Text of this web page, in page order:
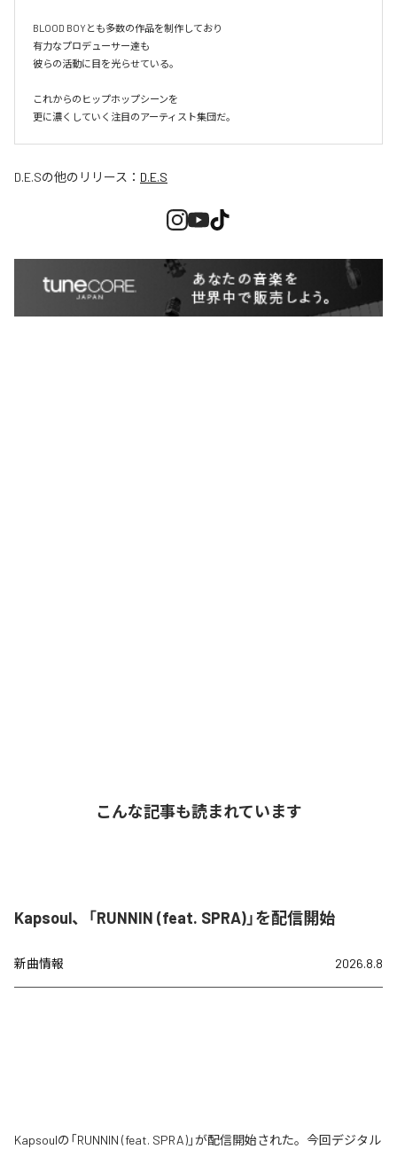
BLOOD BOYとも多数の作品を制作しており
有力なプロデューサー達も
彼らの活動に目を光らせている。
これからのヒップホップシーンを
更に濃くしていく注目のアーティスト集団だ。
D.E.Sの他のリリース： D.E.S
こんな記事も読まれています
Kapsoul、「RUNNIN (feat. SPRA)」を配信開始
新曲情報 2026.8.8
Kapsoulの「RUNNIN (feat. SPRA)」が配信開始された。今回デジタル